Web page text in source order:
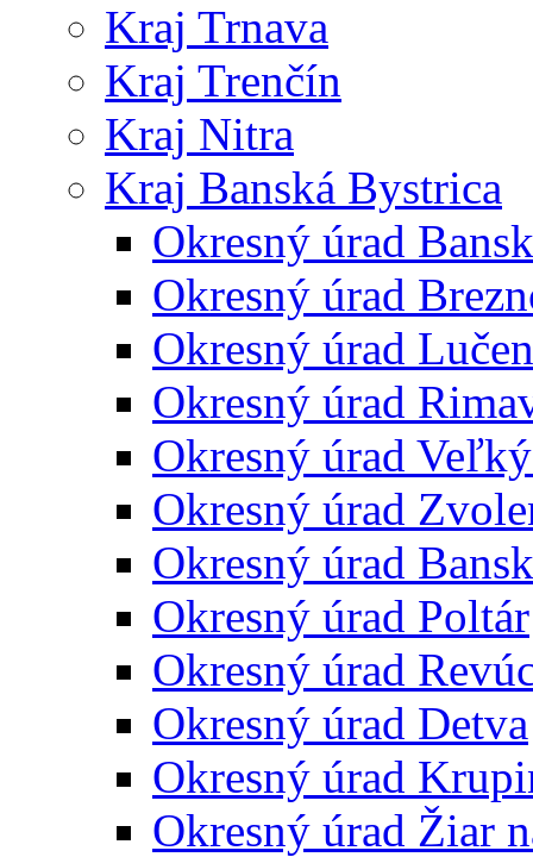
Kraj Trnava
Kraj Trenčín
Kraj Nitra
Kraj Banská Bystrica
Okresný úrad
Okresný úrad
Okresný úrad
Okresný úrad
Okresný úrad
Okresný úrad
Okresný úrad
Okresný úrad Poltár
Okresný úrad
Okresný úrad Detva
Okresný úrad
Okresný úrad Žiar